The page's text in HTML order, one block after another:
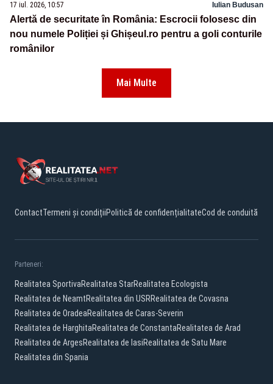
17 iul. 2026, 10:57 Iulian Budusan
Alertă de securitate în România: Escrocii folosesc din
nou numele Poliției și Ghișeul.ro pentru a goli conturile
românilor
Mai Multe
ContactTermeni și condițiiPolitică de confidențialitateCod de conduită
Parteneri:
Realitatea SportivaRealitatea StarRealitatea Ecologista
Realitatea de NeamtRealitatea din USRRealitatea de Covasna
Realitatea de OradeaRealitatea de Caras-Severin
Realitatea de HarghitaRealitatea de ConstantaRealitatea de Arad
Realitatea de ArgesRealitatea de IasiRealitatea de Satu Mare
Realitatea din Spania